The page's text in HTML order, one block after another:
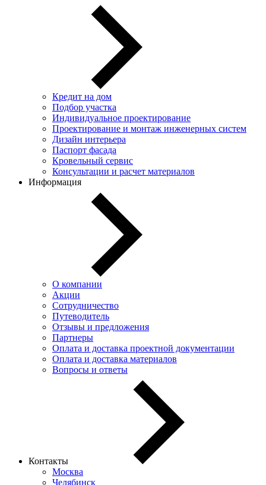
Кредит на дом
Подбор участка
Индивидуальное проектирование
Проектирование и монтаж инженерных систем
Дизайн интерьера
Паспорт фасада
Кровельный сервис
Консультации и расчет материалов
Информация
О компании
Акции
Сотрудничество
Путеводитель
Отзывы и предложения
Партнеры
Оплата и доставка проектной документации
Оплата и доставка материалов
Вопросы и ответы
Контакты
Москва
Челябинск